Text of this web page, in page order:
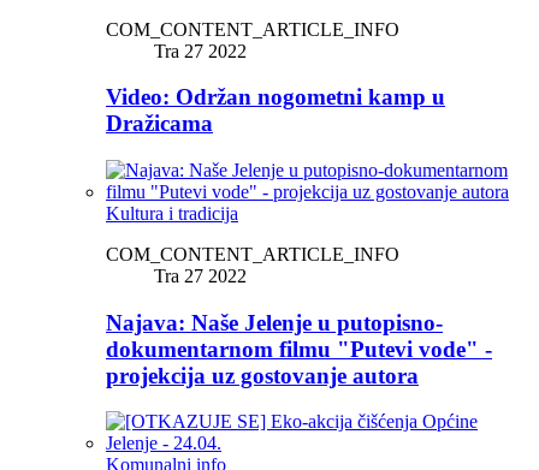
COM_CONTENT_ARTICLE_INFO
Tra 27 2022
Video: Održan nogometni kamp u
Dražicama
Kultura i tradicija
COM_CONTENT_ARTICLE_INFO
Tra 27 2022
Najava: Naše Jelenje u putopisno-
dokumentarnom filmu "Putevi vode" -
projekcija uz gostovanje autora
Komunalni info